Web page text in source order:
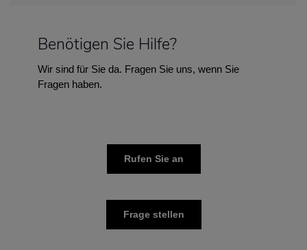
Benötigen Sie Hilfe?
Wir sind für Sie da. Fragen Sie uns, wenn Sie
Fragen haben.
Rufen Sie an
Frage stellen